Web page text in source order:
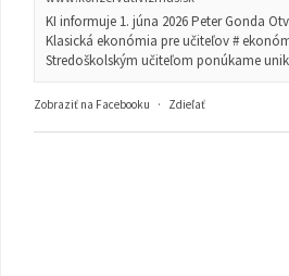
KI informuje 1. júna 2026 Peter Gonda
Klasická ekonómia pre učiteľov #
Stredoškolským učiteľom ponúkame
Zobraziť na Facebooku · Zdieľať